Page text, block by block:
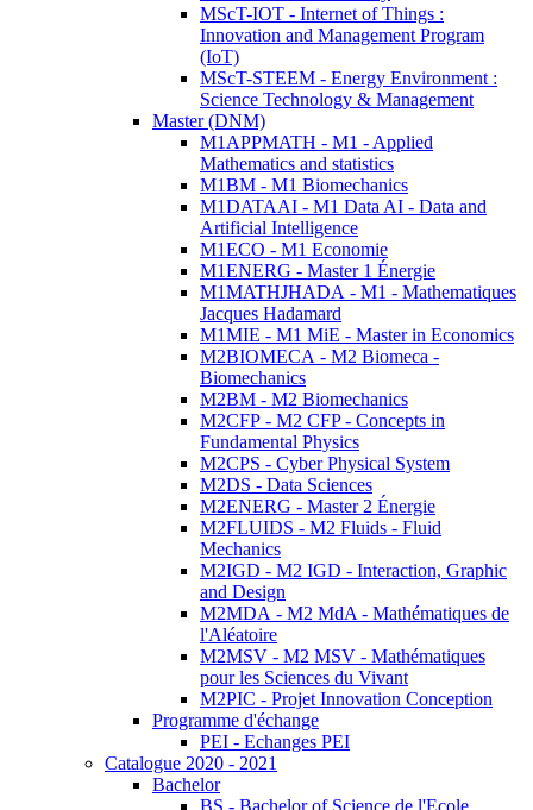
MScT-IOT - Internet of Things :
Innovation and Management Program
(IoT)
MScT-STEEM - Energy Environment :
Science Technology & Management
Master (DNM)
M1APPMATH - M1 - Applied
Mathematics and statistics
M1BM - M1 Biomechanics
M1DATAAI - M1 Data AI - Data and
Artificial Intelligence
M1ECO - M1 Economie
M1ENERG - Master 1 Énergie
M1MATHJHADA - M1 - Mathematiques
Jacques Hadamard
M1MIE - M1 MiE - Master in Economics
M2BIOMECA - M2 Biomeca -
Biomechanics
M2BM - M2 Biomechanics
M2CFP - M2 CFP - Concepts in
Fundamental Physics
M2CPS - Cyber Physical System
M2DS - Data Sciences
M2ENERG - Master 2 Énergie
M2FLUIDS - M2 Fluids - Fluid
Mechanics
M2IGD - M2 IGD - Interaction, Graphic
and Design
M2MDA - M2 MdA - Mathématiques de
l'Aléatoire
M2MSV - M2 MSV - Mathématiques
pour les Sciences du Vivant
M2PIC - Projet Innovation Conception
Programme d'échange
PEI - Echanges PEI
Catalogue 2020 - 2021
Bachelor
BS - Bachelor of Science de l'Ecole